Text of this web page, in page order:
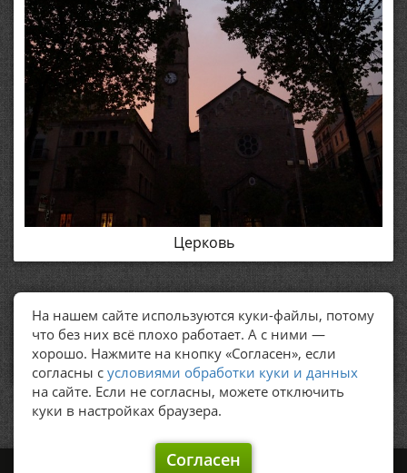
Церковь
ПОЛЕЗНЫЕ ССЫЛКИ
Политика обработки персональных данных
На нашем сайте используются куки-файлы, потому
что без них всё плохо работает. А с ними —
хорошо. Нажмите на кнопку «Согласен», если
согласны с условиями обработки куки и данных
на сайте. Если не согласны, можете отключить
куки в настройках браузера.
Согласен